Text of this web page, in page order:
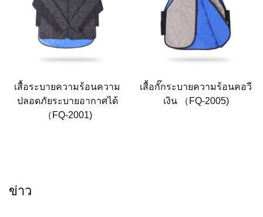
เสื้อระบายความร้อนความ
ปลอดภัยระบายอากาศได้
（FQ-2001)
เสื้อกั๊กระบายความร้อนคอวี
เงิน （FQ-2005)
ข่าว